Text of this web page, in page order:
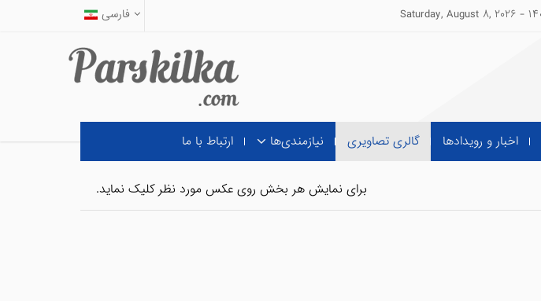
فارسی Saturday, August ۸, ۲۰۲۶
اخبار و رویدادها گالری تصاویری نیازمندی‌ها ارتباط با ما
برای نمایش هر بخش روی عکس مورد نظر کلیک نماید.